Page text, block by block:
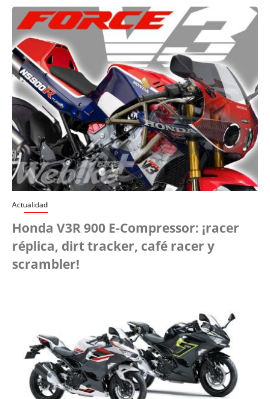
Actualidad
Honda V3R 900 E-Compressor: ¡racer
réplica, dirt tracker, café racer y
scrambler!